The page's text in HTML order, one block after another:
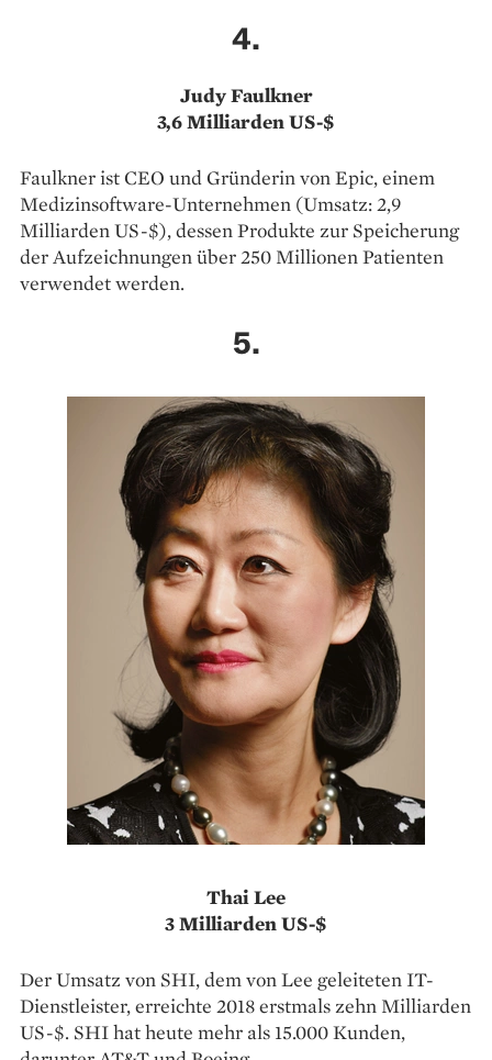
4.
Judy Faulkner
3,6 Milliarden US-$
Faulkner ist CEO und Gründerin von Epic, einem
Medizinsoftware-­Unternehmen (Umsatz: 2,9
Milliarden US-$), dessen Produkte zur Speicherung
der Aufzeichnungen über 250 Millionen Patienten
verwendet werden.
5.
Thai Lee
3 Milliarden US-$
Der Umsatz von SHI, dem von Lee geleiteten IT-
Dienstleister, erreichte 2018 erstmals zehn Milliarden
US-$. SHI hat heute mehr als 15.000 Kunden,